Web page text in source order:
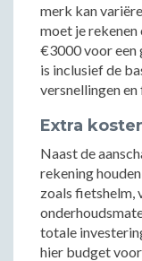
merk kan
moet je
€3000 voor
is inclusief de
versnellingen en
Extra
Naast de
rekening
zoals fietshelm,
totale
hier budget